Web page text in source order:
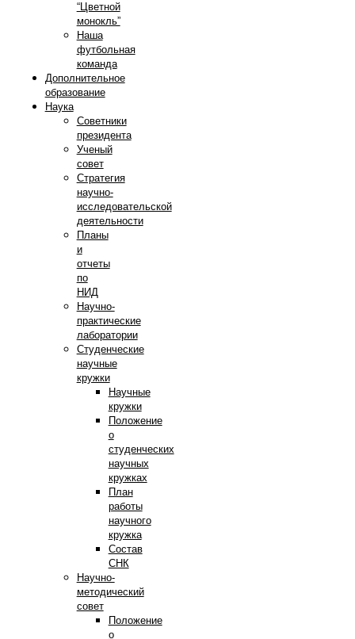
“Цветной
монокль”
Наша
футбольная
команда
Дополнительное
образование
Наука
Советники
президента
Ученый
совет
Стратегия
научно-
исследовательской
деятельности
Планы
и
отчеты
по
НИД
Научно-
практические
лаборатории
Студенческие
научные
кружки
Научные
кружки
Положение
о
студенческих
научных
кружках
План
работы
научного
кружка
Состав
СНК
Научно-
методический
совет
Положение
о